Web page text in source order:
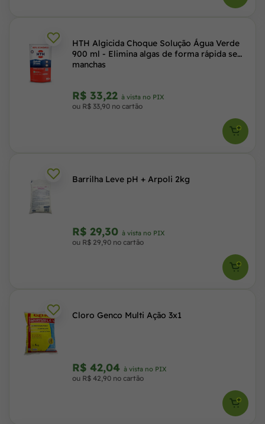
HTH Algicida Choque Solução Água Verde
900 ml - Elimina algas de forma rápida sem
manchas
R$ 33,22 à vista no PIX
ou R$ 33,90 no cartão
Barrilha Leve pH + Arpoli 2kg
R$ 29,30 à vista no PIX
ou R$ 29,90 no cartão
Cloro Genco Multi Ação 3x1
R$ 42,04 à vista no PIX
ou R$ 42,90 no cartão